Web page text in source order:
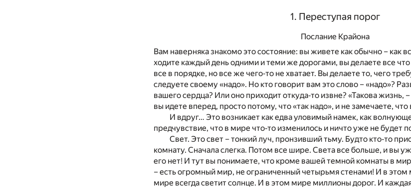
1. Переступая порог
Послание Крайона
Вам наверняка знакомо это состояние: вы живете как обычно – как
ходите каждый день одними и теми же дорогами, вы делаете все
все в порядке, но все же чего‐то не хватает. Вы делаете то, чего
следуете своему «надо». Но кто говорит вам это слово – «надо»?
вашего сердца? Или оно приходит откуда‐то извне? «Такова жизнь,
вы идете вперед, просто потому, что «так надо», и не замечаете,
И вдруг… Это возникает как едва уловимый намек, как
предчувствие, что в мире что‐то изменилось и ничто уже не будет
Свет. Это свет – тонкий луч, пронзивший тьму. Будто кто‐то
комнату. Сначала слегка. Потом все шире. Света все больше, и вы
его нет! И тут вы понимаете, что кроме вашей темной комнаты в
– есть огромный мир, не ограниченный четырьмя стенами! И в этом
мире всегда светит солнце. И в этом мире миллионы дорог. И